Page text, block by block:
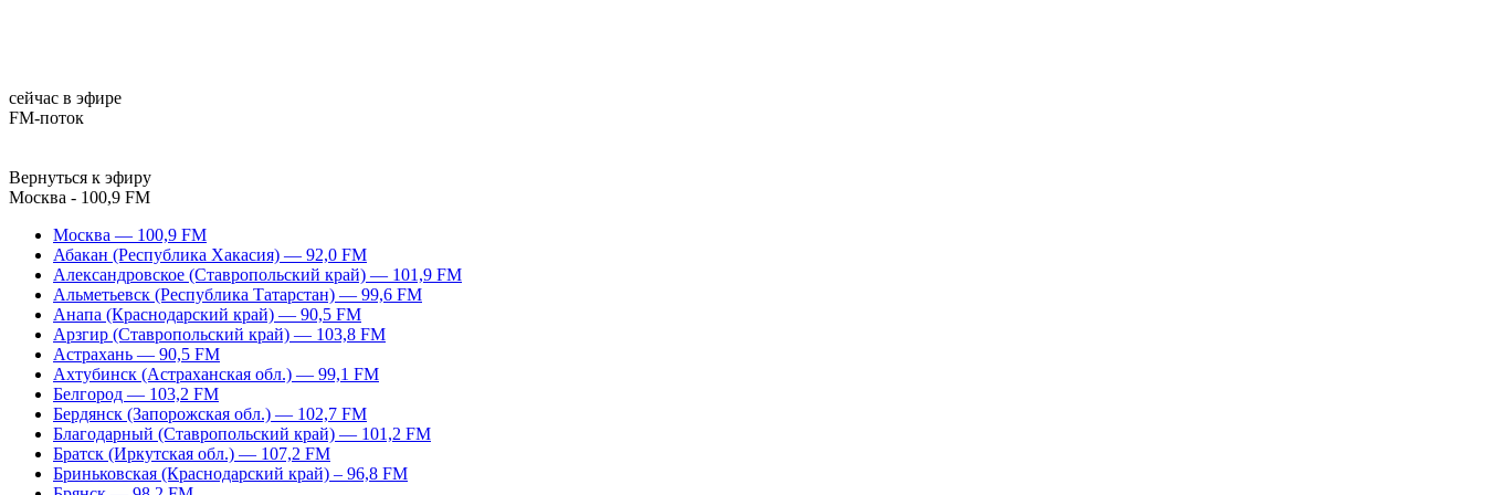
сейчас в эфире
FM-поток
Вернуться к эфиру
Москва - 100,9 FM
Москва — 100,9 FM
Абакан (Республика Хакасия) — 92,0 FM
Александровское (Ставропольский край) — 101,9 FM
Альметьевск (Республика Татарстан) — 99,6 FM
Анапа (Краснодарский край) — 90,5 FM
Арзгир (Ставропольский край) — 103,8 FM
Астрахань — 90,5 FM
Ахтубинск (Астраханская обл.) — 99,1 FM
Белгород — 103,2 FM
Бердянск (Запорожская обл.) — 102,7 FM
Благодарный (Ставропольский край) — 101,2 FM
Братск (Иркутская обл.) — 107,2 FM
Бриньковская (Краснодарский край) – 96,8 FM